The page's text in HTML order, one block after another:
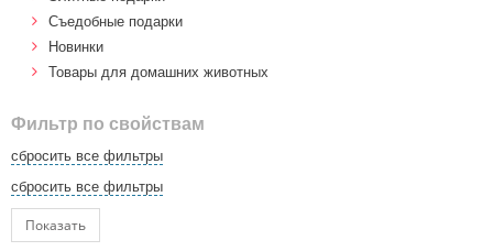
Cъедобные подарки
Новинки
Товары для домашних животных
Фильтр по свойствам
сбросить все фильтры
сбросить все фильтры
Показать